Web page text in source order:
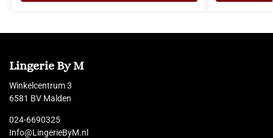
Lingerie By M
Winkelcentrum 3
6581 BV Malden
024-6690325
Info@LingerieByM.nl